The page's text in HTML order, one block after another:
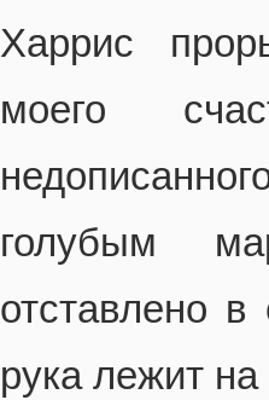
Харрис
моего
голубым
отставлено
рука лежит